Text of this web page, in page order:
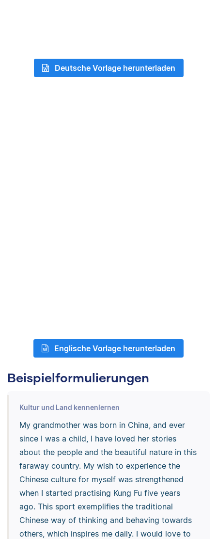
Deutsche Vorlage herunterladen
Englische Vorlage herunterladen
Beispielformulierungen
Kultur und Land kennenlernen
My grandmother was born in China, and ever
since I was a child, I have loved her stories
about the people and the beautiful nature in this
faraway country. My wish to experience the
Chinese culture for myself was strengthened
when I started practising Kung Fu five years
ago. This sport exemplifies the traditional
Chinese way of thinking and behaving towards
others, which inspires me daily. I would love to